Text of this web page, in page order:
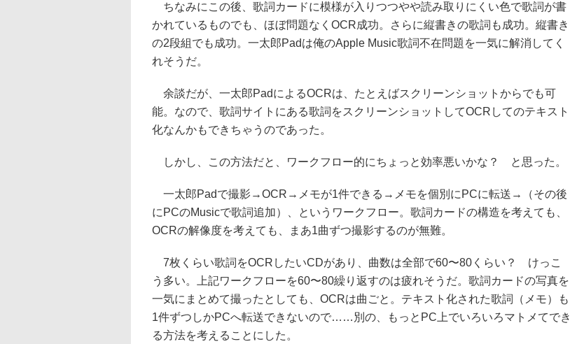
ちなみにこの後、歌詞カードに模様が入りつつやや読み取りにくい色で歌詞が書
かれているものでも、ほぼ問題なくOCR成功。さらに縦書きの歌詞も成功。縦書き
の2段組でも成功。一太郎Padは俺のApple Music歌詞不在問題を一気に解消してく
れそうだ。
余談だが、一太郎PadによるOCRは、たとえばスクリーンショットからでも可
能。なので、歌詞サイトにある歌詞をスクリーンショットしてOCRしてのテキスト
化なんかもできちゃうのであった。
しかし、この方法だと、ワークフロー的にちょっと効率悪いかな？ と思った。
一太郎Padで撮影→OCR→メモが1件できる→メモを個別にPCに転送→（その後
にPCのMusicで歌詞追加）、というワークフロー。歌詞カードの構造を考えても、
OCRの解像度を考えても、まあ1曲ずつ撮影するのが無難。
7枚くらい歌詞をOCRしたいCDがあり、曲数は全部で60〜80くらい？ けっこ
う多い。上記ワークフローを60〜80繰り返すのは疲れそうだ。歌詞カードの写真を
一気にまとめて撮ったとしても、OCRは曲ごと。テキスト化された歌詞（メモ）も
1件ずつしかPCへ転送できないので……別の、もっとPC上でいろいろマトメてでき
る方法を考えることにした。